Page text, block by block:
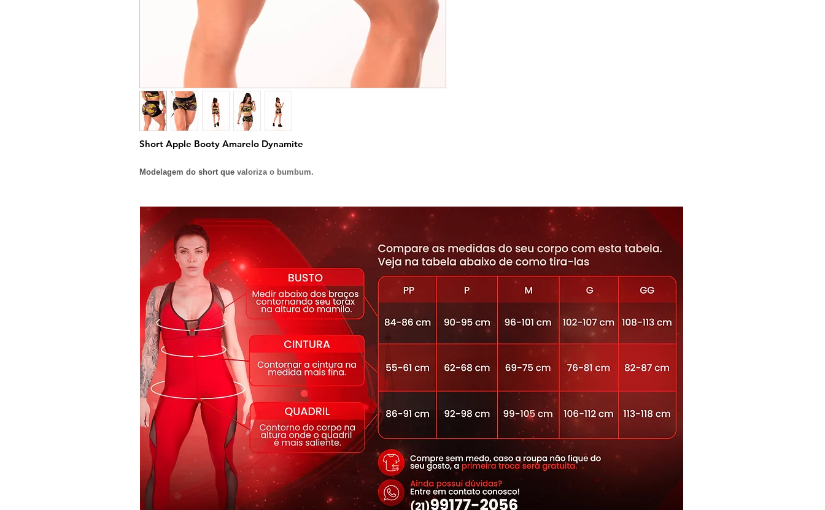
Short Apple Booty Amarelo Dynamite
Modelagem do short que valoriza o bumbum.
Composição:
Cós : Preto
Modelo : SH2094